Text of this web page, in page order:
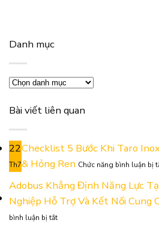
Danh mục
Danh
Bài viết liên quan
22
Th7
Checklist 5 Bước Khi Taro
& Hỏng Ren Chức năng bình luận bị
Adobus Khẳng Định Năng Lực
Nghiệp Hỗ Trợ Và Kết Nối Cung
bình luận bị tắt